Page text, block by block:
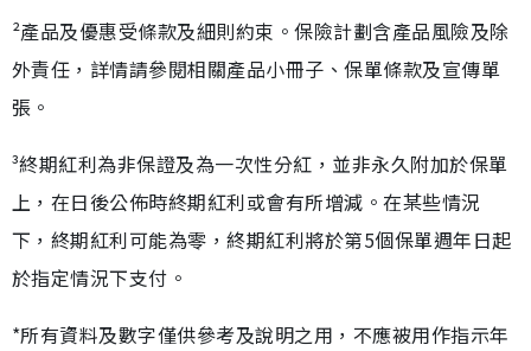
²產品及優惠受條款及細則約束。保險計劃含產品風險及除
外責任，詳情請參閱相關產品小冊子、保單條款及宣傳單
張。
³終期紅利為非保證及為一次性分紅，並非永久附加於保單
上，在日後公佈時終期紅利或會有所增減。在某些情況
下，終期紅利可能為零，終期紅利將於第5個保單週年日起
於指定情況下支付。
*所有資料及數字僅供參考及說明之用，不應被用作指示年